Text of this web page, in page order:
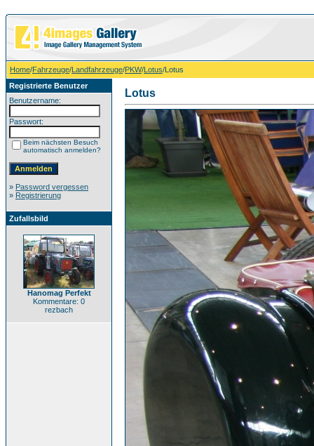
Home/Fahrzeuge/Landfahrzeuge/PKW/Lotus/Lotus
Registrierte Benutzer
Benutzername:
Passwort:
Beim nächsten Besuch
automatisch anmelden?
» Password vergessen
» Registrierung
Zufallsbild
Hanomag Perfekt
Kommentare: 0
rezbach
Lotus